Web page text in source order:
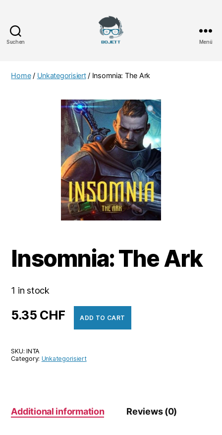
Suchen Menü
Home/ Unkategorisiert/ Insomnia: The Ark
Insomnia: The Ark
1 in stock
5.35 CHF ADD TO CART
SKU:INTA
Category: Unkategorisiert
Additional information Reviews (0)